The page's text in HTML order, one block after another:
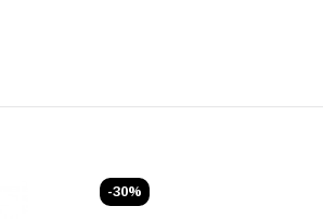
-30%